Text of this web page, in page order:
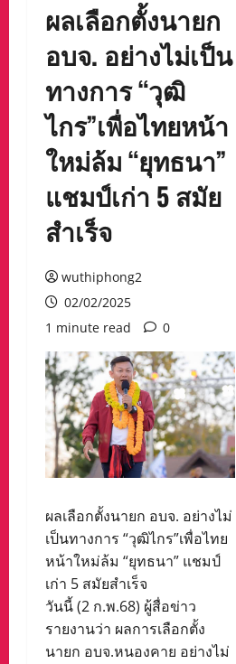
ผลเลือกตั้งนายก
อบจ. อย่างไม่เป็น
ทางการ “วุฒิ
ไกร”เพื่อไทยหน้า
ใหม่ล้ม “ยุทธนา”
แชมป์เก่า 5 สมัย
สำเร็จ
wuthiphong2
02/02/2025
1 minute read
0
ผลเลือกตั้งนายก อบจ. อย่างไม่
เป็นทางการ “วุฒิไกร”เพื่อไทย
หน้าใหม่ล้ม “ยุทธนา” แชมป์
เก่า 5 สมัยสำเร็จ
วันนี้ (2 ก.พ.68) ผู้สื่อข่าว
รายงานว่า ผลการเลือกตั้ง
นายก อบจ.หนองคาย อย่างไม่